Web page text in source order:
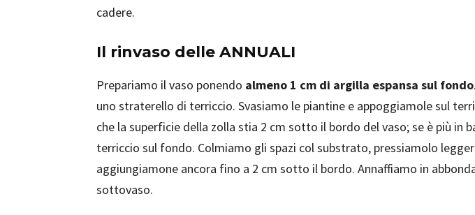
cadere.
Il rinvaso delle ANNUALI
Prepariamo il vaso ponendo almeno 1 cm di argilla espansa sul fondo
uno straterello di terriccio. Svasiamo le piantine e appoggiamole sul
che la superficie della zolla stia 2 cm sotto il bordo del vaso; se è più in
terriccio sul fondo. Colmiamo gli spazi col substrato, pressiamolo
aggiungiamone ancora fino a 2 cm sotto il bordo. Annaffiamo in
sottovaso.